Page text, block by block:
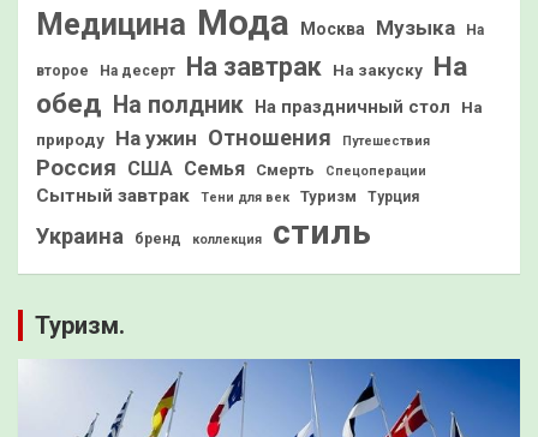
Медицина Мода Москва Музыка На
второе На десерт На завтрак На закуску
На
обед На полдник На праздничный стол
На
природу
На ужин Отношения Путешествия
Россия США Семья Смерть Спецоперации
Сытный завтрак Тени для век Туризм Турция
Украина бренд коллекция стиль
Туризм.